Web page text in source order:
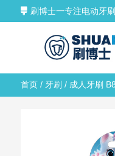
刷博士一专注电动牙
首页/ 牙刷 / 成人牙刷